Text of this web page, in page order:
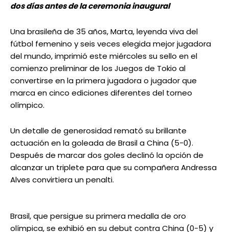
dos días antes de la ceremonia inaugural
Una brasileña de 35 años, Marta, leyenda viva del
fútbol femenino y seis veces elegida mejor jugadora
del mundo, imprimió este miércoles su sello en el
comienzo preliminar de los Juegos de Tokio al
convertirse en la primera jugadora o jugador que
marca en cinco ediciones diferentes del torneo
olímpico.
Un detalle de generosidad remató su brillante
actuación en la goleada de Brasil a China (5-0).
Después de marcar dos goles declinó la opción de
alcanzar un triplete para que su compañera Andressa
Alves convirtiera un penalti.
Brasil, que persigue su primera medalla de oro
olímpica, se exhibió en su debut contra China (0-5) y